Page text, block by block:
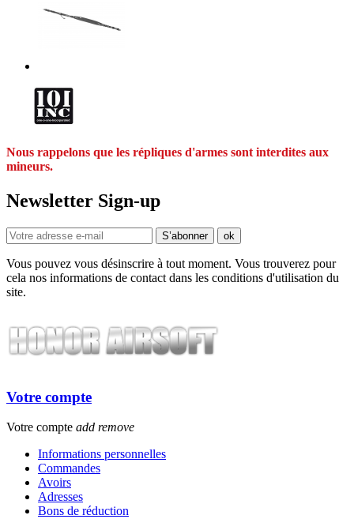
Nous rappelons que les répliques d'armes sont interdites aux
mineurs.
Newsletter Sign-up
Vous pouvez vous désinscrire à tout moment. Vous trouverez pour
cela nos informations de contact dans les conditions d'utilisation du
site.
Votre compte
Votre compte add remove
Informations personnelles
Commandes
Avoirs
Adresses
Bons de réduction